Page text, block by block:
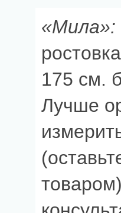
«Мила»:
175 см.
Лучше